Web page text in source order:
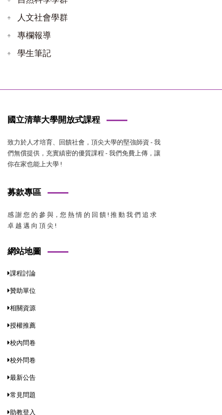
人文社會學群
專欄報導
學生筆記
國立清華大學開放式課程
致力於人才培育、回饋社會，頂尖大學的堅強師資 - 我
們無償提供，充實縝密的優質課程 - 我們免費上傳，讓
你在家也能上大學 !
募款專區
感 謝 您 的 參 與，您 熱 情 的 回 饋 ! 推 動 我 們 追 求
卓 越 邁 向 頂 尖 !
網站地圖
課程討論
贊助單位
相關資源
授權推薦
校內問卷
校外問卷
最新公告
常見問題
助教登入